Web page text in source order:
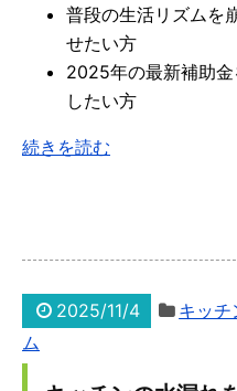
普段の生活リズムを
せたい方
2025年の最新補助
したい方
続きを読む
2025/11/4 キッチ
ム